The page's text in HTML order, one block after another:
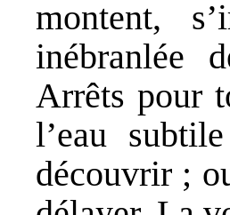
montent,
inébranlée
Arrêts pour
l’eau
découvrir ;